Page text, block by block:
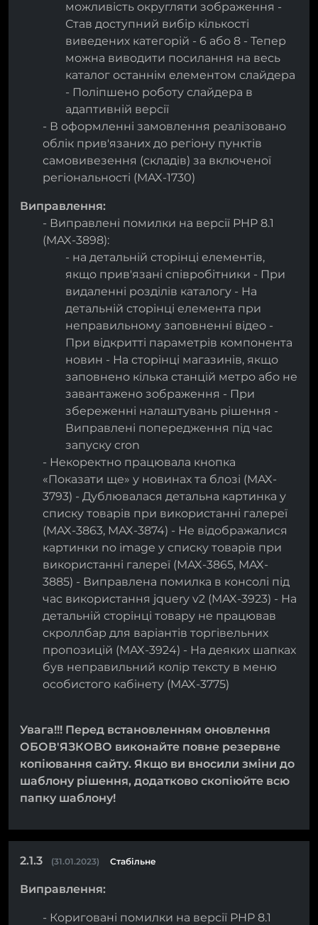
можливість округляти зображення -
Став доступний вибір кількості
виведених категорій - 6 або 8 - Тепер
можна виводити посилання на весь
каталог останнім елементом слайдера
- Поліпшено роботу слайдера в
адаптивній версії
- В оформленні замовлення реалізовано
облік прив'язаних до регіону пунктів
самовивезення (складів) за включеної
регіональності (MAX-1730)
Виправлення:
- Виправлені помилки на версії PHP 8.1
(MAX-3898):
- на детальній сторінці елементів,
якщо прив'язані співробітники - При
видаленні розділів каталогу - На
детальній сторінці елемента при
неправильному заповненні відео -
При відкритті параметрів компонента
новин - На сторінці магазинів, якщо
заповнено кілька станцій метро або не
завантажено зображення - При
збереженні налаштувань рішення -
Виправлені попередження під час
запуску cron
- Некоректно працювала кнопка
«Показати ще» у новинах та блозі (MAX-
3793) - Дублювалася детальна картинка у
списку товарів при використанні галереї
(MAX-3863, MAX-3874) - Не відображалися
картинки no image у списку товарів при
використанні галереї (MAX-3865, MAX-
3885) - Виправлена помилка в консолі під
час використання jquery v2 (MAX-3923) - На
детальній сторінці товару не працював
скроллбар для варіантів торгівельних
пропозицій (MAX-3924) - На деяких шапках
був неправильний колір тексту в меню
особистого кабінету (MAX-3775)
Увага!!! Перед встановленням оновлення
ОБОВ'ЯЗКОВО виконайте повне резервне
копіювання сайту. Якщо ви вносили зміни до
шаблону рішення, додатково скопіюйте всю
папку шаблону!
2.1.3 (31.01.2023) Стабільне
Виправлення:
- Кориговані помилки на версії PHP 8.1